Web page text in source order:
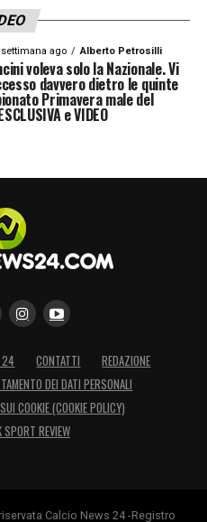
federali.
la gestione della
struttura che, pur
dell’arbitraggio,
Il clima resta
settimane
quello che molti già
TOP NEWS
ago Alberto Petrosilli
voleva solo la Nazionale. Vi
davvero dietro le quinte
Primavera male del
e VIDEO
24 CONTATTI
REDAZIONE
DEI DATI PERSONALI
COOKIE (COOKIE POLICY)
SPORT REVIEW
Calcio News 24 -Registro